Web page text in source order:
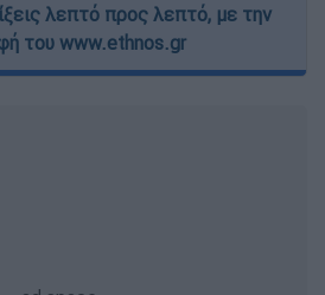
λεπτό προς λεπτό, με την
του www.ethnos.gr